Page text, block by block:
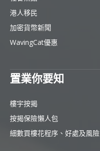
港人移民
加密貨幣新聞
WavingCat優惠
置業你要知
樓宇按揭
按揭保險懶人包
細數買樓花程序、好處及風險